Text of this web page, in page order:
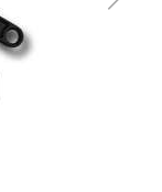
Sprängskisser